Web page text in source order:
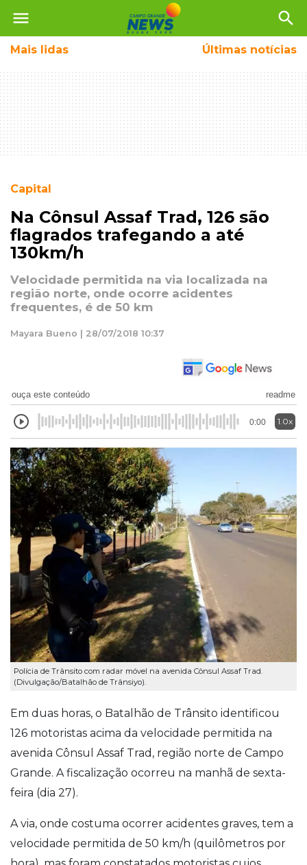
menu search
Mais lidas Últimas notícias
Capital
Na Cônsul Assaf Trad, 126 são
flagrados trafegando a até
130km/h
Velocidade permitida na via localizada na
região norte, onde ocorre acidentes
frequentes, é de 50 km
Mayara Bueno | 28/07/2018 10:37
ouça este conteúdo readme
0:00 1.0x
Polícia de Trânsito com radar móvel na avenida Cônsul Assaf Trad.
(Divulgação/Batalhão de Trânsiyo).
Em duas horas, o Batalhão de Trânsito identificou
126 motoristas acima da velocidade permitida na
avenida Cônsul Assaf Trad, região norte de Campo
Grande. A fiscalização ocorreu na manhã de sexta-
feira (dia 27).
A via, onde costuma ocorrer acidentes graves, tem a
velocidade permitida de 50 km/h (quilômetros por